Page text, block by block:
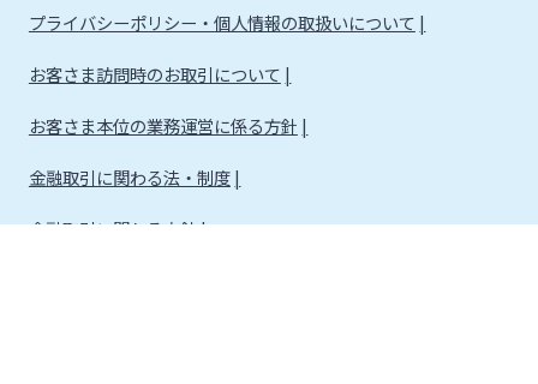
プライバシーポリシー・個人情報の取扱いについて
お客さま訪問時のお取引について
お客さま本位の業務運営に係る方針
金融取引に関わる法・制度
金融取引に関わる方針